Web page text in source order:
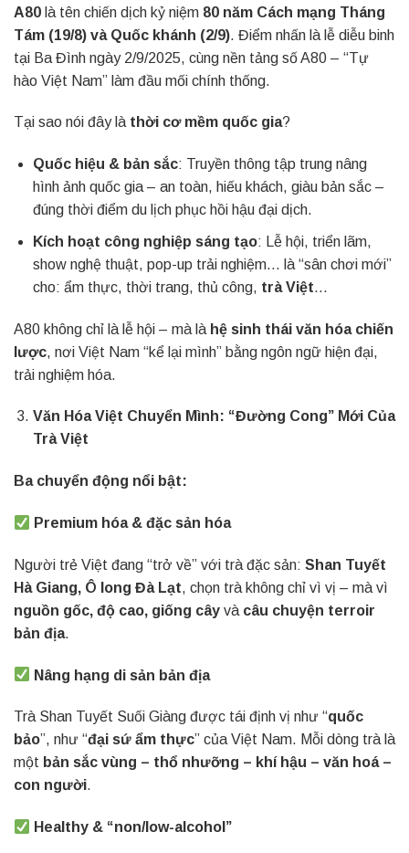
A80 là tên chiến dịch kỷ niệm 80 năm Cách mạng Tháng
Tám (19/8) và Quốc khánh (2/9). Điểm nhấn là lễ diễu binh
tại Ba Đình ngày 2/9/2025, cùng nền tảng số A80 – “Tự
hào Việt Nam” làm đầu mối chính thống.
Tại sao nói đây là thời cơ mềm quốc gia?
Quốc hiệu & bản sắc: Truyền thông tập trung nâng
hình ảnh quốc gia – an toàn, hiếu khách, giàu bản sắc –
đúng thời điểm du lịch phục hồi hậu đại dịch.
Kích hoạt công nghiệp sáng tạo: Lễ hội, triển lãm,
show nghệ thuật, pop-up trải nghiệm… là “sân chơi mới”
cho: ẩm thực, thời trang, thủ công, trà Việt…
A80 không chỉ là lễ hội – mà là hệ sinh thái văn hóa chiến
lược, nơi Việt Nam “kể lại mình” bằng ngôn ngữ hiện đại,
trải nghiệm hóa.
Văn Hóa Việt Chuyển Mình: “Đường Cong” Mới Của
Trà Việt
Ba chuyển động nổi bật:
Premium hóa & đặc sản hóa
Người trẻ Việt đang “trở về” với trà đặc sản: Shan Tuyết
Hà Giang, Ô long Đà Lạt, chọn trà không chỉ vì vị – mà vì
nguồn gốc, độ cao, giống cây và câu chuyện terroir
bản địa.
Nâng hạng di sản bản địa
Trà Shan Tuyết Suối Giàng được tái định vị như “quốc
bảo”, như “đại sứ ẩm thực” của Việt Nam. Mỗi dòng trà là
một bản sắc vùng – thổ nhưỡng – khí hậu – văn hoá –
con người.
Healthy & “non/low-alcohol”